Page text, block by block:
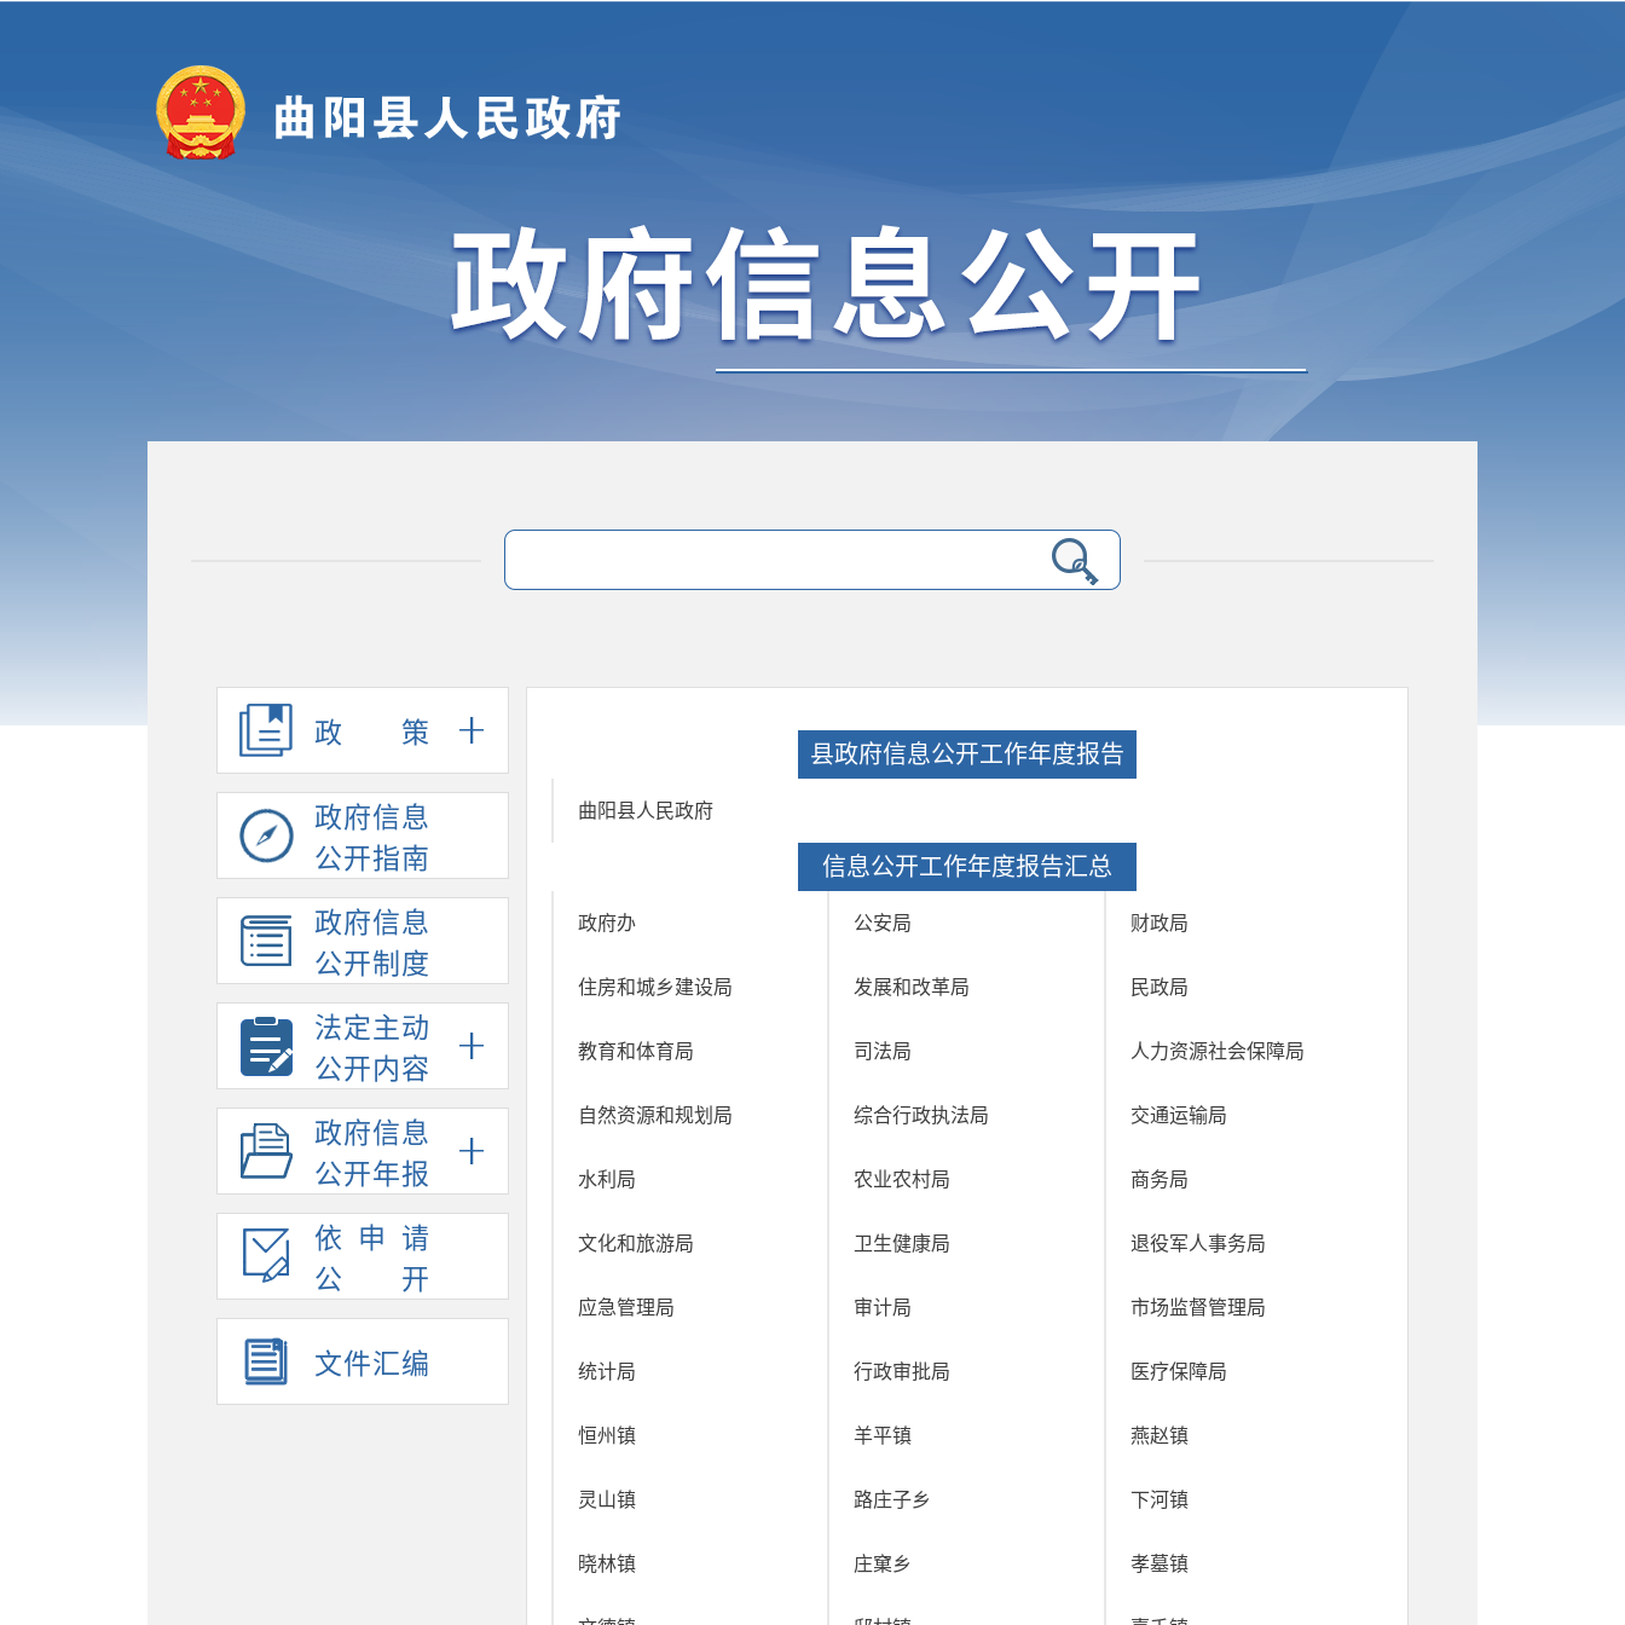
政策
政府信息
公开指南
政府信息
公开制度
法定主动
公开内容
政府信息
公开年报
依申请
公开
文件汇编
县政府信息公开工作年度报告
曲阳县人民政府
信息公开工作年度报告汇总
政府办 公安局 财政局
住房和城乡建设局 发展和改革局 民政局
教育和体育局 司法局 人力资源社会保障局
自然资源和规划局 综合行政执法局 交通运输局
水利局 农业农村局 商务局
文化和旅游局 卫生健康局 退役军人事务局
应急管理局 审计局 市场监督管理局
统计局 行政审批局 医疗保障局
恒州镇 羊平镇 燕赵镇
灵山镇 路庄子乡 下河镇
晓林镇 庄窠乡 孝墓镇